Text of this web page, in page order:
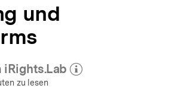
und
iRights.Lab
(Mehr zum Autor)
zu lesen